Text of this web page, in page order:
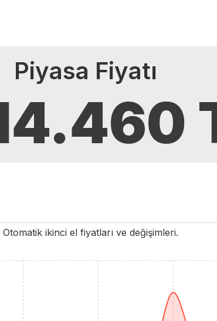
Piyasa Fiyatı
Otomatik ikinci el fiyatları ve değişimleri.